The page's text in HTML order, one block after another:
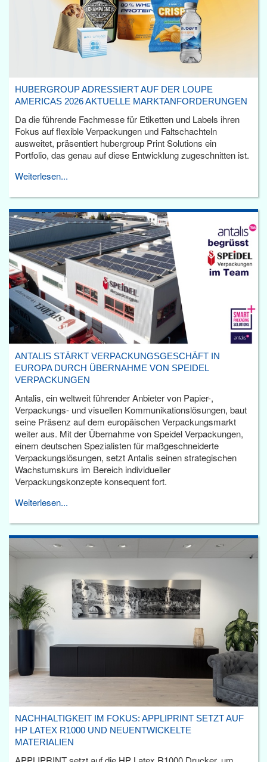
HUBERGROUP ADRESSIERT AUF DER LOUPE
AMERICAS 2026 AKTUELLE MARKTANFORDERUNGEN
Da die führende Fachmesse für Etiketten und Labels ihren
Fokus auf flexible Verpackungen und Faltschachteln
ausweitet, präsentiert hubergroup Print Solutions ein
Portfolio, das genau auf diese Entwicklung zugeschnitten ist.
Weiterlesen...
ANTALIS STÄRKT VERPACKUNGSGESCHÄFT IN
EUROPA DURCH ÜBERNAHME VON SPEIDEL
VERPACKUNGEN
Antalis, ein weltweit führender Anbieter von Papier-,
Verpackungs- und visuellen Kommunikationslösungen, baut
seine Präsenz auf dem europäischen Verpackungsmarkt
weiter aus. Mit der Übernahme von Speidel Verpackungen,
einem deutschen Spezialisten für maßgeschneiderte
Verpackungslösungen, setzt Antalis seinen strategischen
Wachstumskurs im Bereich individueller
Verpackungskonzepte konsequent fort.
Weiterlesen...
NACHHALTIGKEIT IM FOKUS: APPLIPRINT SETZT AUF
HP LATEX R1000 UND NEUENTWICKELTE
MATERIALIEN